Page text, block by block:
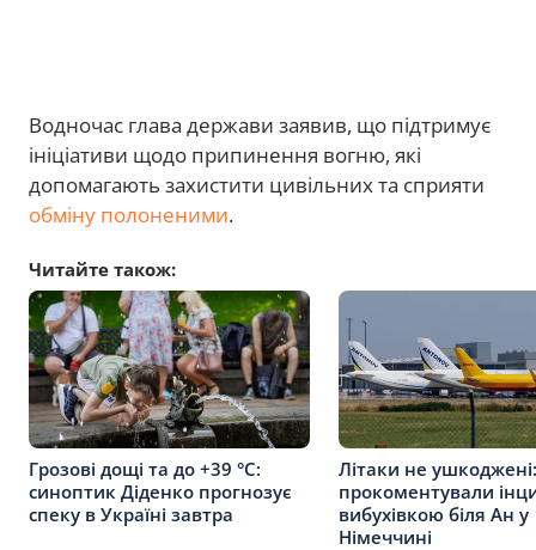
Водночас глава держави заявив, що підтримує
ініціативи щодо припинення вогню, які
допомагають захистити цивільних та сприяти
обміну полоненими.
Читайте також:
Грозові дощі та до +39 °С:
синоптик Діденко прогнозує
спеку в Україні завтра
Літаки не
прокоментували
вибухівкою біля Ан у
Німеччині